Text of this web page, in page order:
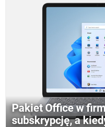
Pakiet Office w
subskrypcję, a